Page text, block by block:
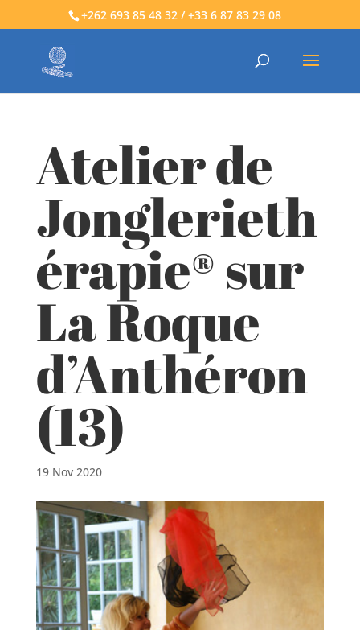
+262 693 85 48 32 / +33 6 87 83 29 08
Atelier de
Jonglerieth
érapie® sur
La Roque
d’Anthéron
(13)
19 Nov 2020